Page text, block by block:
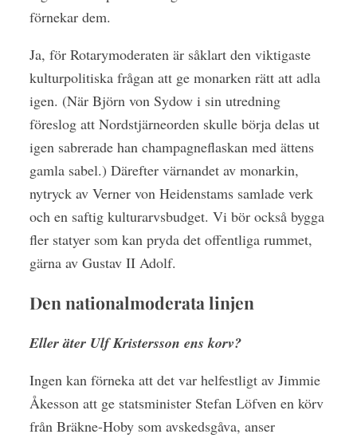
förnekar dem.
Ja, för Rotarymoderaten är såklart den viktigaste
kulturpolitiska frågan att ge monarken rätt att adla
igen. (När Björn von Sydow i sin utredning
föreslog att Nordstjärneorden skulle börja delas ut
igen sabrerade han champagneflaskan med ättens
gamla sabel.) Därefter värnandet av monarkin,
nytryck av Verner von Heidenstams samlade verk
och en saftig kulturarvsbudget. Vi bör också bygga
fler statyer som kan pryda det offentliga rummet,
gärna av Gustav II Adolf.
Den nationalmoderata linjen
Eller äter Ulf Kristersson ens korv?
Ingen kan förneka att det var helfestligt av Jimmie
Åkesson att ge statsminister Stefan Löfven en körv
från Bräkne-Hoby som avskedsgåva, anser